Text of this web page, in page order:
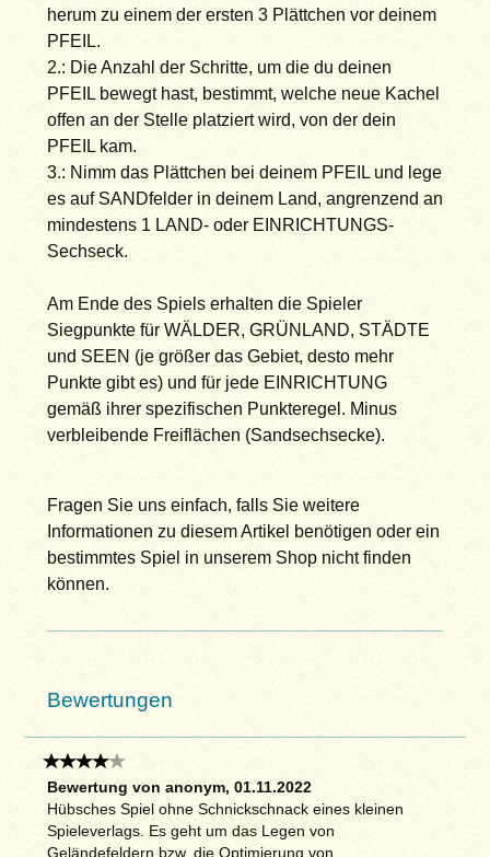
herum zu einem der ersten 3 Plättchen vor deinem
PFEIL.
2.: Die Anzahl der Schritte, um die du deinen
PFEIL bewegt hast, bestimmt, welche neue Kachel
offen an der Stelle platziert wird, von der dein
PFEIL kam.
3.: Nimm das Plättchen bei deinem PFEIL und lege
es auf SANDfelder in deinem Land, angrenzend an
mindestens 1 LAND- oder EINRICHTUNGS-
Sechseck.
Am Ende des Spiels erhalten die Spieler
Siegpunkte für WÄLDER, GRÜNLAND, STÄDTE
und SEEN (je größer das Gebiet, desto mehr
Punkte gibt es) und für jede EINRICHTUNG
gemäß ihrer spezifischen Punkteregel. Minus
verbleibende Freiflächen (Sandsechsecke).
Fragen Sie uns einfach, falls Sie weitere
Informationen zu diesem Artikel benötigen oder ein
bestimmtes Spiel in unserem Shop nicht finden
können.
Bewertungen
Bewertung von anonym, 01.11.2022
Hübsches Spiel ohne Schnickschnack eines kleinen
Spieleverlags. Es geht um das Legen von
Geländefeldern bzw. die Optimierung von